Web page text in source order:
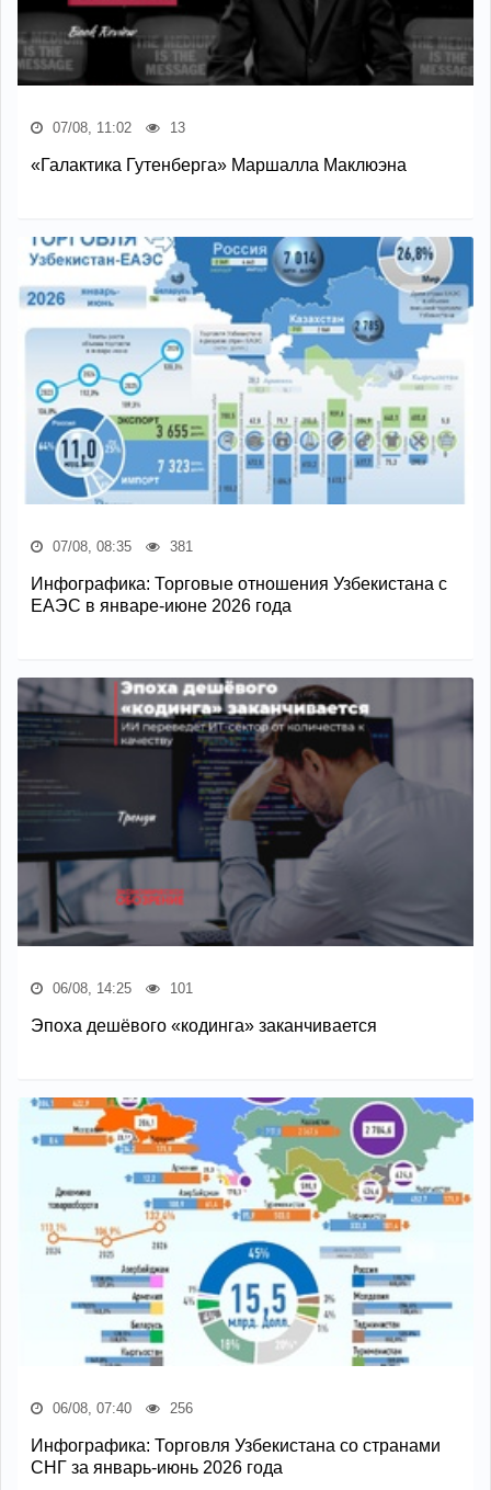
07/08, 11:02 13
«Галактика Гутенберга» Маршалла Маклюэна
07/08, 08:35 381
Инфографика: Торговые отношения Узбекистана с
ЕАЭС в январе-июне 2026 года
06/08, 14:25 101
Эпоха дешёвого «кодинга» заканчивается
06/08, 07:40 256
Инфографика: Торговля Узбекистана со странами
СНГ за январь-июнь 2026 года